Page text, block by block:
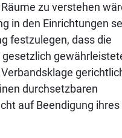
zu verstehen
in den Einrichtungen
festzulegen, dass die
durchsetzbaren
auf Beendigung ihres